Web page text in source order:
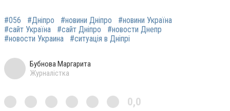
#056 #Дніпро #новини Дніпро
#новини Україна
#сайт Україна
#сайт Дніпро
#новости Днепр
#новости Украина
#ситуація в Дніпрі
Бубнова Маргарита
Журналістка
0,0